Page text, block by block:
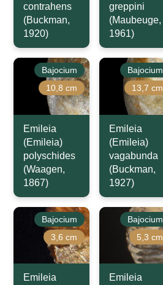
contrahens
(Buckman,
1920)
greppini
(Maubeuge,
1961)
Bajocium
10,8 cm
Emileia
(Emileia)
polyschides
(Waagen,
1867)
Bajocium
13,7 cm
Emileia
(Emileia)
vagabunda
(Buckman,
1927)
Bajocium
3,6 cm
Emileia
Bajocium
5,3 cm
Emileia